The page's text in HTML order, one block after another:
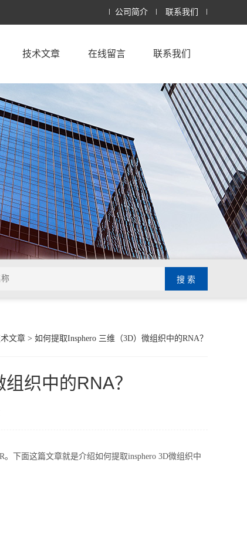
公司简介 联系我们
技术文章 在线留言 联系我们
文章> 如何提取Insphero 三维（3D）微组织中的RNA？
织中的RNA？
下面这篇文章就是介绍如何提取insphero 3D微组织中